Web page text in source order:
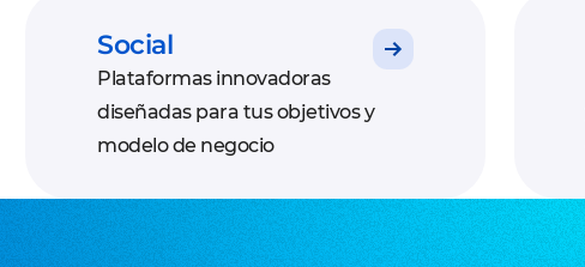
Social
Plataformas innovadoras
diseñadas para tus objetivos y
modelo de negocio